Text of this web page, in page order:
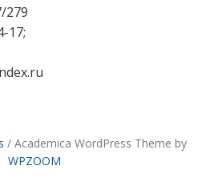
279
17;
/ Academica WordPress Theme by
WPZOOM